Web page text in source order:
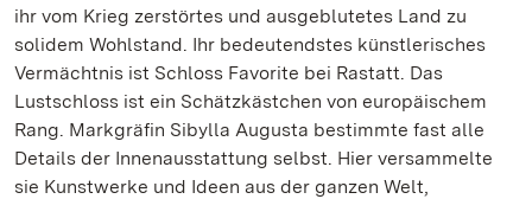
ihr vom Krieg zerstörtes und ausgeblutetes Land zu
solidem Wohlstand. Ihr bedeutendstes künstlerisches
Vermächtnis ist Schloss Favorite bei Rastatt. Das
Lustschloss ist ein Schätzkästchen von europäischem
Rang. Markgräfin Sibylla Augusta bestimmte fast alle
Details der Innenausstattung selbst. Hier versammelte
sie Kunstwerke und Ideen aus der ganzen Welt,